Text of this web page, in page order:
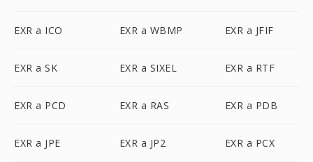
EXR a ICO EXR a WBMP EXR a JFIF
EXR a SK EXR a SIXEL EXR a RTF
EXR a PCD EXR a RAS EXR a PDB
EXR a JPE EXR a JP2 EXR a PCX